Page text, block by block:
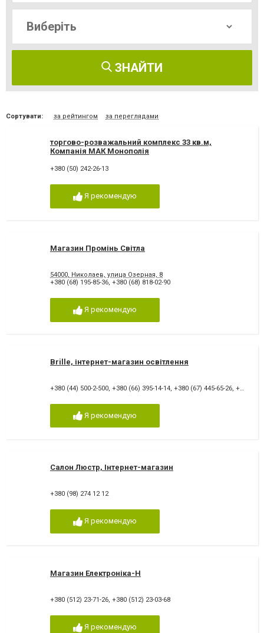
ЗНАЙТИ
Сортувати: за рейтингом за переглядами
торгово-розважальний комплекс 33 кв.м,
Компанія МАК Монополія
+380 (50) 242-26-13
Я рекомендую
Магазин Промінь Світла
54000, Николаев, улица Озерная, 8
+380 (68) 195-85-36, +380 (68) 818-02-90
Я рекомендую
Brille, інтернет-магазин освітлення
+380 (44) 500-2-500, +380 (66) 395-14-14, +380 (67) 445-65-26, +380 (93) 474-50-14
Я рекомендую
Салон Люстр, Інтернет-магазин
+380 (98) 274 12 12
Я рекомендую
Магазин Електроніка-Н
+380 (512) 23-71-26, +380 (512) 23-03-68
Я рекомендую